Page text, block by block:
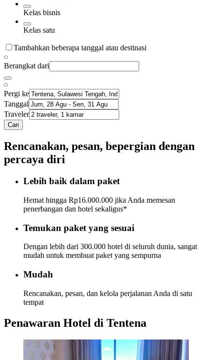
Kelas bisnis
Kelas satu
Tambahkan beberapa tanggal atau destinasi
Berangkat dari
Pergi ke
Tanggal
Traveler
Cari
Rencanakan, pesan, bepergian dengan
percaya diri
Lebih baik dalam paket
Hemat hingga Rp16.000.000 jika Anda memesan
penerbangan dan hotel sekaligus*
Temukan paket yang sesuai
Dengan lebih dari 300.000 hotel di seluruh dunia, sangat
mudah untuk membuat paket yang sempurna
Mudah
Rencanakan, pesan, dan kelola perjalanan Anda di satu
tempat
Penawaran Hotel di Tentena